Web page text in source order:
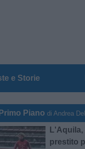
e Storie
Primo Piano di Andrea
prestito